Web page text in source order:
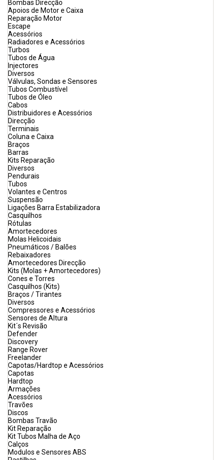
Bombas Direcção
Apoios de Motor e Caixa
Reparação Motor
Escape
Acessórios
Radiadores e Acessórios
Turbos
Tubos de Água
Injectores
Diversos
Válvulas, Sondas e Sensores
Tubos Combustível
Tubos de Óleo
Cabos
Distribuidores e Acessórios
Direcção
Terminais
Coluna e Caixa
Braços
Barras
Kits Reparação
Diversos
Pendurais
Tubos
Volantes e Centros
Suspensão
Ligações Barra Estabilizadora
Casquilhos
Rótulas
Amortecedores
Molas Helicoidais
Pneumáticos / Balões
Rebaixadores
Amortecedores Direcção
Kits (Molas + Amortecedores)
Cones e Torres
Casquilhos (Kits)
Braços / Tirantes
Diversos
Compressores e Acessórios
Sensores de Altura
Kit´s Revisão
Defender
Discovery
Range Rover
Freelander
Capotas/Hardtop e Acessórios
Capotas
Hardtop
Armações
Acessórios
Travões
Discos
Bombas Travão
Kit Reparação
Kit Tubos Malha de Aço
Calços
Modulos e Sensores ABS